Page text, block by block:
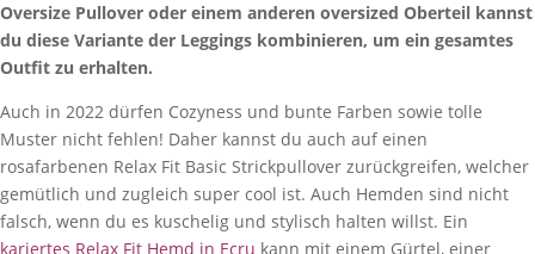
Oversize Pullover oder einem anderen oversized Oberteil kannst
du diese Variante der Leggings kombinieren, um ein gesamtes
Outfit zu erhalten.
Auch in 2022 dürfen Cozyness und bunte Farben sowie tolle
Muster nicht fehlen! Daher kannst du auch auf einen
rosafarbenen Relax Fit Basic Strickpullover zurückgreifen, welcher
gemütlich und zugleich super cool ist. Auch Hemden sind nicht
falsch, wenn du es kuschelig und stylisch halten willst. Ein
kariertes Relax Fit Hemd in Ecru kann mit einem Gürtel, einer